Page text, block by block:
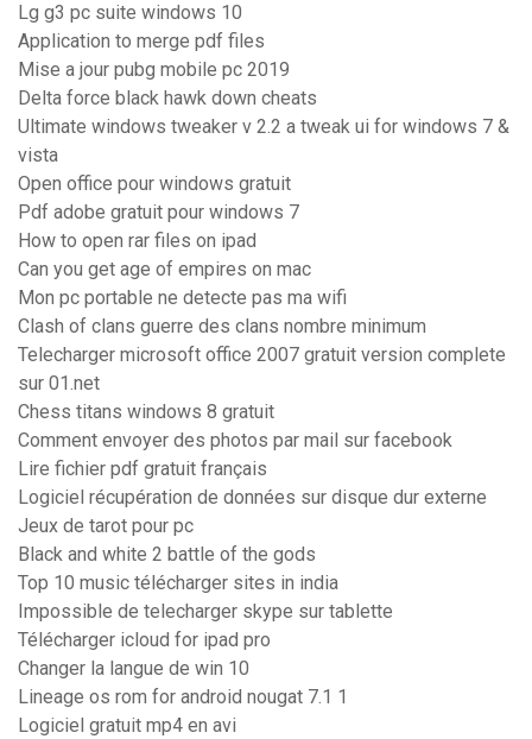
Lg g3 pc suite windows 10
Application to merge pdf files
Mise a jour pubg mobile pc 2019
Delta force black hawk down cheats
Ultimate windows tweaker v 2.2 a tweak ui for windows 7 &
vista
Open office pour windows gratuit
Pdf adobe gratuit pour windows 7
How to open rar files on ipad
Can you get age of empires on mac
Mon pc portable ne detecte pas ma wifi
Clash of clans guerre des clans nombre minimum
Telecharger microsoft office 2007 gratuit version complete
sur 01.net
Chess titans windows 8 gratuit
Comment envoyer des photos par mail sur facebook
Lire fichier pdf gratuit français
Logiciel récupération de données sur disque dur externe
Jeux de tarot pour pc
Black and white 2 battle of the gods
Top 10 music télécharger sites in india
Impossible de telecharger skype sur tablette
Télécharger icloud for ipad pro
Changer la langue de win 10
Lineage os rom for android nougat 7.1 1
Logiciel gratuit mp4 en avi